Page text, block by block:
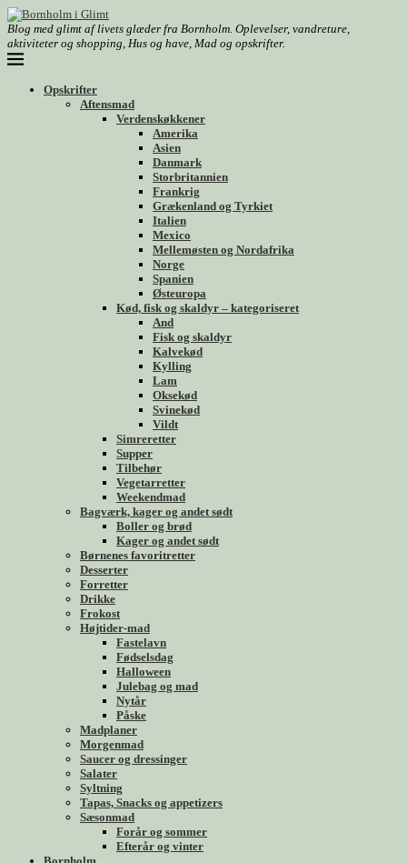
Blog med glimt af livets glæder fra Bornholm. Oplevelser, vandreture,
aktiviteter og shopping, Hus og have, Mad og opskrifter.
Opskrifter
Aftensmad
Verdenskøkkener
Amerika
Asien
Danmark
Storbritannien
Frankrig
Grækenland og Tyrkiet
Italien
Mexico
Mellemøsten og Nordafrika
Norge
Spanien
Østeuropa
Kød, fisk og skaldyr – kategoriseret
And
Fisk og skaldyr
Kalvekød
Kylling
Lam
Oksekød
Svinekød
Vildt
Simreretter
Supper
Tilbehør
Vegetarretter
Weekendmad
Bagværk, kager og andet sødt
Boller og brød
Kager og andet sødt
Børnenes favoritretter
Desserter
Forretter
Drikke
Frokost
Højtider-mad
Fastelavn
Fødselsdag
Halloween
Julebag og mad
Nytår
Påske
Madplaner
Morgenmad
Saucer og dressinger
Salater
Syltning
Tapas, Snacks og appetizers
Sæsonmad
Forår og sommer
Efterår og vinter